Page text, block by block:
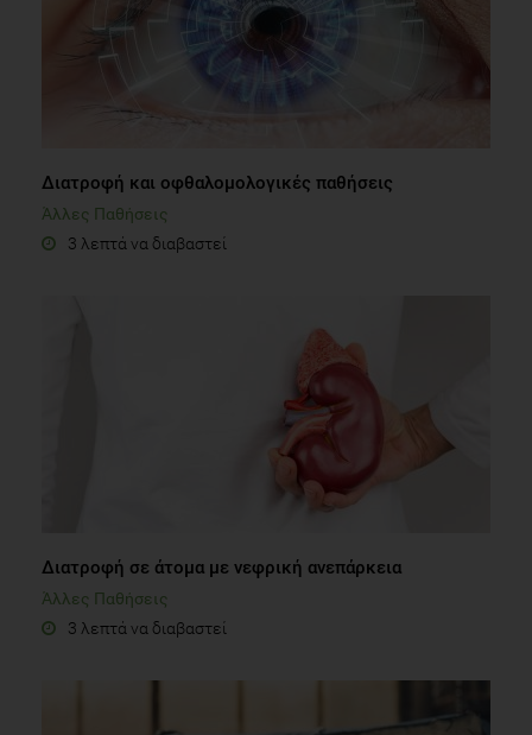
Διατροφή και οφθαλομολογικές παθήσεις
Άλλες Παθήσεις
3 λεπτά να διαβαστεί
Διατροφή σε άτομα με νεφρική ανεπάρκεια
Άλλες Παθήσεις
3 λεπτά να διαβαστεί